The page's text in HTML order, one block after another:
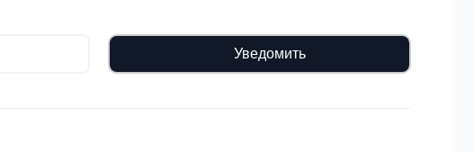
Уведомить